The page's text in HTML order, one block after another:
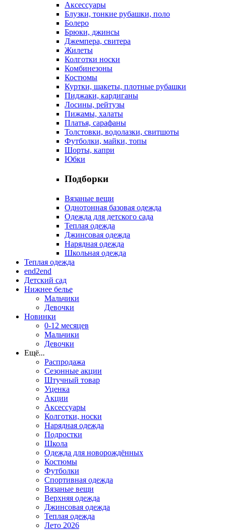
Аксессуары
Блузки, тонкие рубашки, поло
Болеро
Брюки, джинсы
Джемпера, свитера
Жилеты
Колготки носки
Комбинезоны
Костюмы
Куртки, шакеты, плотные рубашки
Пиджаки, кардиганы
Лосины, рейтузы
Пижамы, халаты
Платья, сарафаны
Толстовки, водолазки, свитшоты
Футболки, майки, топы
Шорты, капри
Юбки
Подборки
Вязаные вещи
Однотонная базовая одежда
Одежда для детского сада
Теплая одежда
Джинсовая одежда
Нарядная одежда
Школьная одежда
Теплая одежда
end2end
Детский сад
Нижнее белье
Мальчики
Девочки
Новинки
0-12 месяцев
Мальчики
Девочки
Ещё...
Распродажа
Сезонные акции
Штучный товар
Уценка
Акции
Аксессуары
Колготки, носки
Нарядная одежда
Подростки
Школа
Одежда для новорождённых
Костюмы
Футболки
Спортивная одежда
Вязаные вещи
Верхняя одежда
Джинсовая одежда
Теплая одежда
Лето 2026